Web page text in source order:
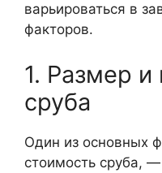
варьироваться в
факторов.
1. Размер и
сруба
Один из основных
стоимость сруба,